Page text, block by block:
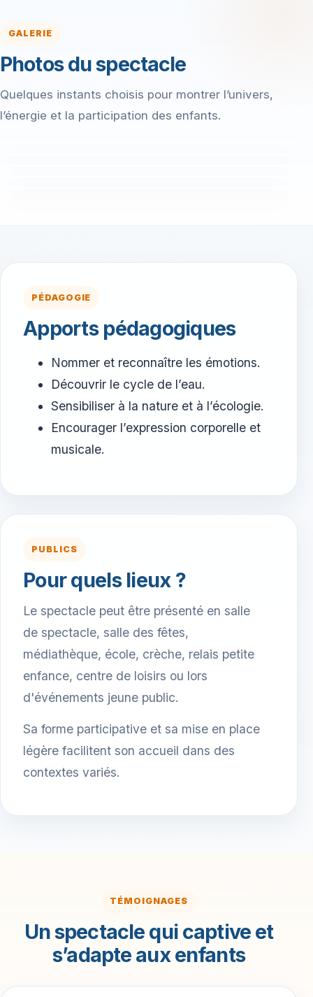
GALERIE
Photos du spectacle
Quelques instants choisis pour montrer l’univers,
l’énergie et la participation des enfants.
PÉDAGOGIE
Apports pédagogiques
Nommer et reconnaître les émotions.
Découvrir le cycle de l’eau.
Sensibiliser à la nature et à l’écologie.
Encourager l’expression corporelle et
musicale.
PUBLICS
Pour quels lieux ?
Le spectacle peut être présenté en salle
de spectacle, salle des fêtes,
médiathèque, école, crèche, relais petite
enfance, centre de loisirs ou lors
d'événements jeune public.
Sa forme participative et sa mise en place
légère facilitent son accueil dans des
contextes variés.
TÉMOIGNAGES
Un spectacle qui captive et
s’adapte aux enfants